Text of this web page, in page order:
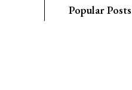
Popular Posts